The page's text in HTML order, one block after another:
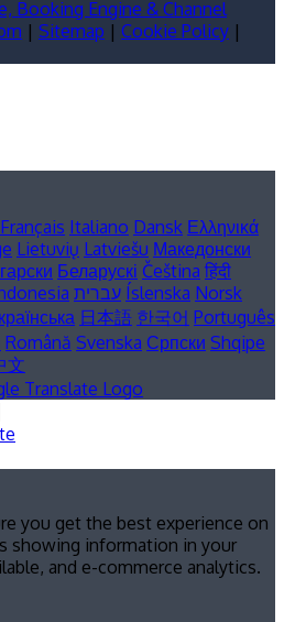
Booking Engine & Channel
| Sitemap | Cookie Policy |
Français Italiano Dansk Ελληνικά
Lietuvių Latviešu Македонски
Беларускі Čeština हिंदी
עברית Íslenska Norsk
日本語 한국어 Português
Română Svenska Српски Shqipe
文
you get the best experience on
showing information in your
and e-commerce analytics.